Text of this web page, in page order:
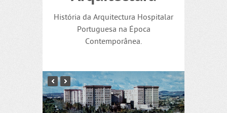
História da Arquitectura Hospitalar
Portuguesa na Época
Contemporânea.